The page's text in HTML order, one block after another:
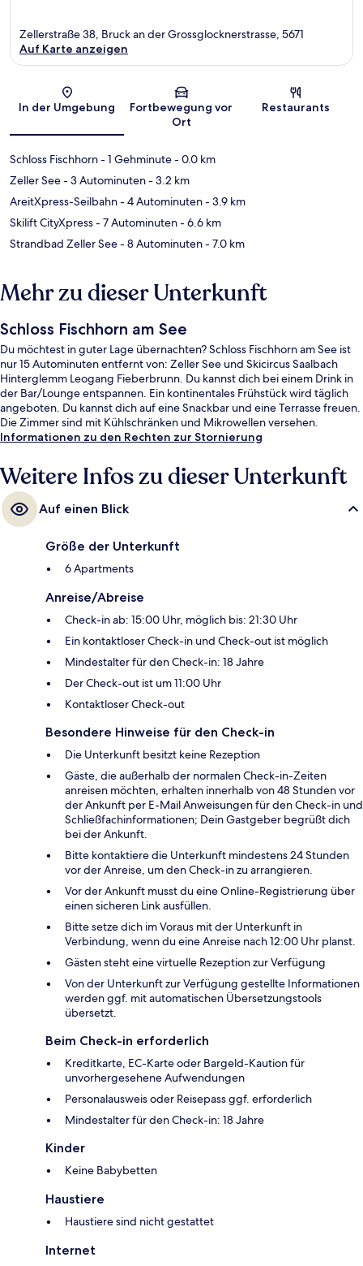
Karte
Zellerstraße 38, Bruck an der Grossglocknerstrasse, 5671
Auf Karte anzeigen
In der Umgebung
Fortbewegung vor
Ort
Restaurants
Schloss Fischhorn- 1 Gehminute- 0.0 km
Zeller See- 3 Autominuten- 3.2 km
AreitXpress-Seilbahn- 4 Autominuten- 3.9 km
Skilift CityXpress- 7 Autominuten- 6.6 km
Strandbad Zeller See- 8 Autominuten- 7.0 km
Mehr zu dieser Unterkunft
Schloss Fischhorn am See
Du möchtest in guter Lage übernachten? Schloss Fischhorn am See ist
nur 15 Autominuten entfernt von: Zeller See und Skicircus Saalbach
Hinterglemm Leogang Fieberbrunn. Du kannst dich bei einem Drink in
der Bar/Lounge entspannen. Ein kontinentales Frühstück wird täglich
angeboten. Du kannst dich auf eine Snackbar und eine Terrasse freuen.
Die Zimmer sind mit Kühlschränken und Mikrowellen versehen.
Informationen zu den Rechten zur Stornierung
Weitere Infos zu dieser Unterkunft
Auf einen Blick
Größe der Unterkunft
6 Apartments
Anreise/Abreise
Check-in ab: 15:00 Uhr, möglich bis: 21:30 Uhr
Ein kontaktloser Check-in und Check-out ist möglich
Mindestalter für den Check-in: 18 Jahre
Der Check-out ist um 11:00 Uhr
Kontaktloser Check-out
Besondere Hinweise für den Check-in
Die Unterkunft besitzt keine Rezeption
Gäste, die außerhalb der normalen Check-in-Zeiten
anreisen möchten, erhalten innerhalb von 48 Stunden vor
der Ankunft per E-Mail Anweisungen für den Check-in und
Schließfachinformationen; Dein Gastgeber begrüßt dich
bei der Ankunft.
Bitte kontaktiere die Unterkunft mindestens 24 Stunden
vor der Anreise, um den Check-in zu arrangieren.
Vor der Ankunft musst du eine Online-Registrierung über
einen sicheren Link ausfüllen.
Bitte setze dich im Voraus mit der Unterkunft in
Verbindung, wenn du eine Anreise nach 12:00 Uhr planst.
Gästen steht eine virtuelle Rezeption zur Verfügung
Von der Unterkunft zur Verfügung gestellte Informationen
werden ggf. mit automatischen Übersetzungstools
übersetzt.
Beim Check-in erforderlich
Kreditkarte, EC-Karte oder Bargeld-Kaution für
unvorhergesehene Aufwendungen
Personalausweis oder Reisepass ggf. erforderlich
Mindestalter für den Check-in: 18 Jahre
Kinder
Keine Babybetten
Haustiere
Haustiere sind nicht gestattet
Internet